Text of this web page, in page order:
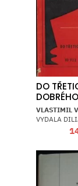
DO
DOBRÉHO
VLASTIMIL
VYDALA